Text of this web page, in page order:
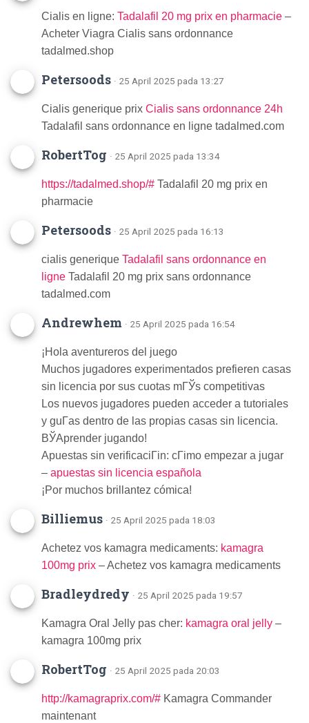
Cialis en ligne: Tadalafil 20 mg prix en pharmacie –
Acheter Viagra Cialis sans ordonnance
tadalmed.shop
Petersoods · 25 April 2025 pada 13:27
Cialis generique prix Cialis sans ordonnance 24h
Tadalafil sans ordonnance en ligne tadalmed.com
RobertTog · 25 April 2025 pada 13:34
https://tadalmed.shop/# Tadalafil 20 mg prix en
pharmacie
Petersoods · 25 April 2025 pada 16:13
cialis generique Tadalafil sans ordonnance en
ligne Tadalafil 20 mg prix sans ordonnance
tadalmed.com
Andrewhem · 25 April 2025 pada 16:54
¡Hola aventureros del juego
Muchos jugadores experimentados prefieren casas
sin licencia por sus cuotas mГЎs competitivas
Los nuevos jugadores pueden acceder a tutoriales
y guГ­as dentro de las propias casas sin licencia.
ВЎAprender jugando!
Apuestas sin verificaciГіn: cГіmo empezar a jugar
– apuestas sin licencia española
¡Por muchos brillantez cómica!
Billiemus · 25 April 2025 pada 18:03
Achetez vos kamagra medicaments: kamagra
100mg prix – Achetez vos kamagra medicaments
Bradleydredy · 25 April 2025 pada 19:57
Kamagra Oral Jelly pas cher: kamagra oral jelly –
kamagra 100mg prix
RobertTog · 25 April 2025 pada 20:03
http://kamagraprix.com/# Kamagra Commander
maintenant